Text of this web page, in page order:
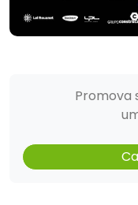
Promova